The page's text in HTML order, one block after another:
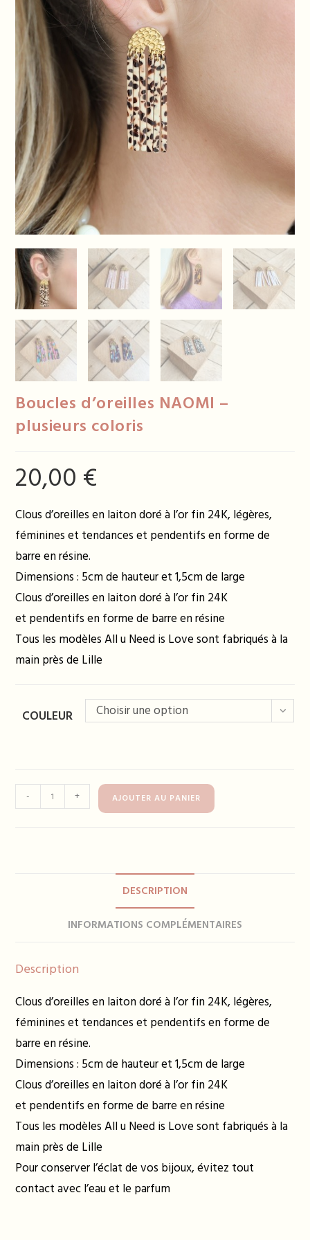
Boucles d’oreilles NAOMI –
plusieurs coloris
20,00 €
Clous d’oreilles en laiton doré à l’or fin 24K, légères,
féminines et tendances et pendentifs en forme de
barre en résine.
Dimensions : 5cm de hauteur et 1,5cm de large
Clous d’oreilles en laiton doré à l’or fin 24K
et pendentifs en forme de barre en résine
Tous les modèles All u Need is Love sont fabriqués à la
main près de Lille
COULEUR Choisir une option
de
- + AJOUTER AU PANIER
DESCRIPTION
INFORMATIONS COMPLÉMENTAIRES
Description
Clous d’oreilles en laiton doré à l’or fin 24K, légères,
féminines et tendances et pendentifs en forme de
barre en résine.
Dimensions : 5cm de hauteur et 1,5cm de large
Clous d’oreilles en laiton doré à l’or fin 24K
et pendentifs en forme de barre en résine
Tous les modèles All u Need is Love sont fabriqués à la
main près de Lille
Pour conserver l’éclat de vos bijoux, évitez tout
contact avec l’eau et le parfum